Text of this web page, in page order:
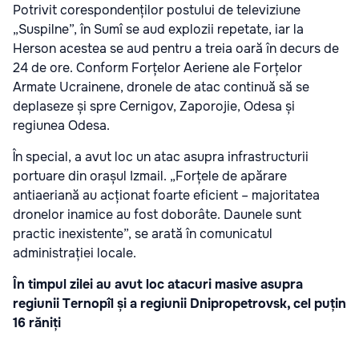
Potrivit corespondenților postului de televiziune
„Suspilne”, în Sumî se aud explozii repetate, iar la
Herson acestea se aud pentru a treia oară în decurs de
24 de ore. Conform Forțelor Aeriene ale Forțelor
Armate Ucrainene, dronele de atac continuă să se
deplaseze și spre Cernigov, Zaporojie, Odesa și
regiunea Odesa.
În special, a avut loc un atac asupra infrastructurii
portuare din orașul Izmail. „Forțele de apărare
antiaeriană au acționat foarte eficient – majoritatea
dronelor inamice au fost doborâte. Daunele sunt
practic inexistente”, se arată în comunicatul
administrației locale.
În timpul zilei au avut loc atacuri masive asupra
regiunii Ternopîl și a regiunii Dnipropetrovsk, cel puțin
16 răniți